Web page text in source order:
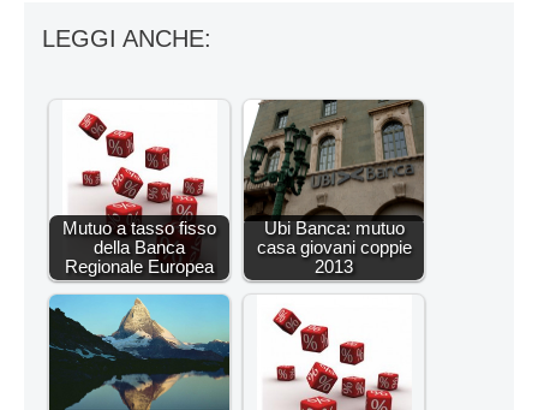
LEGGI ANCHE:
Mutuo a tasso fisso
della Banca
Regionale Europea
Ubi Banca: mutuo
casa giovani coppie
2013